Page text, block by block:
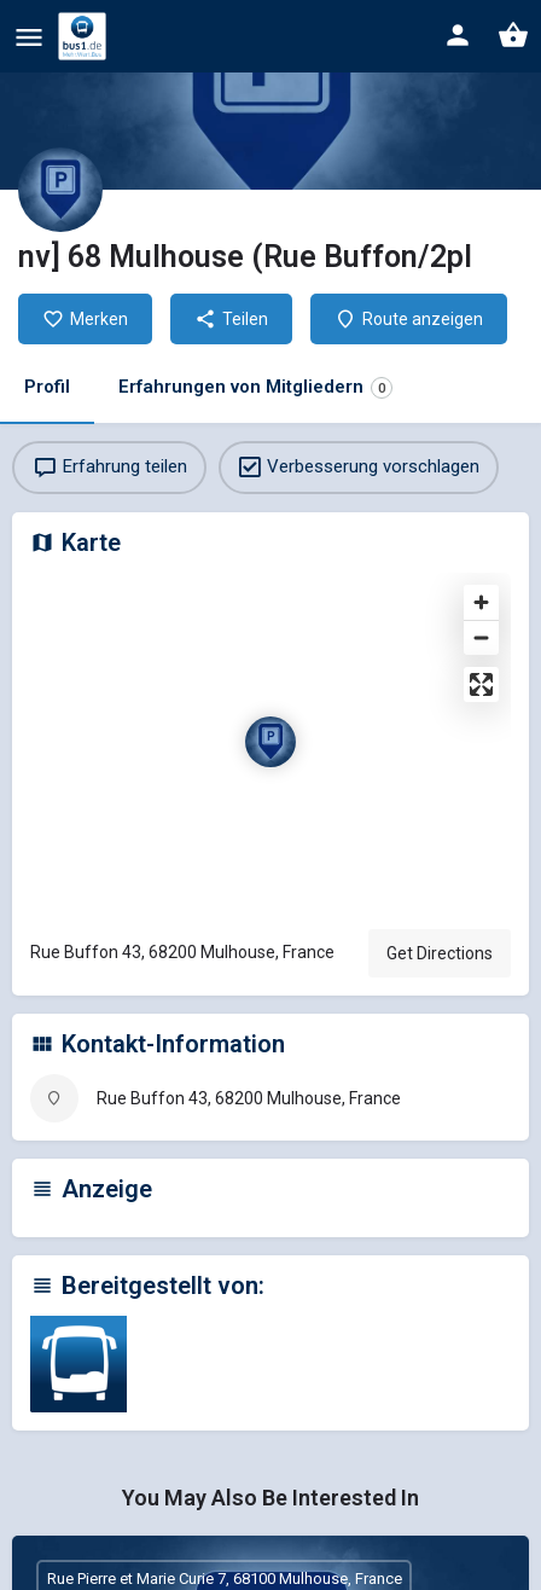
nv] 68 Mulhouse (Rue Buffon/2pl
Merken Teilen Route anzeigen
Profil Erfahrungen von Mitgliedern 0
Erfahrung teilen Verbesserung vorschlagen
Karte
Rue Buffon 43, 68200 Mulhouse, France Get Directions
Kontakt-Information
Rue Buffon 43, 68200 Mulhouse, France
Anzeige
Bereitgestellt von:
You May Also Be Interested In
Rue Pierre et Marie Curie 7, 68100 Mulhouse, France